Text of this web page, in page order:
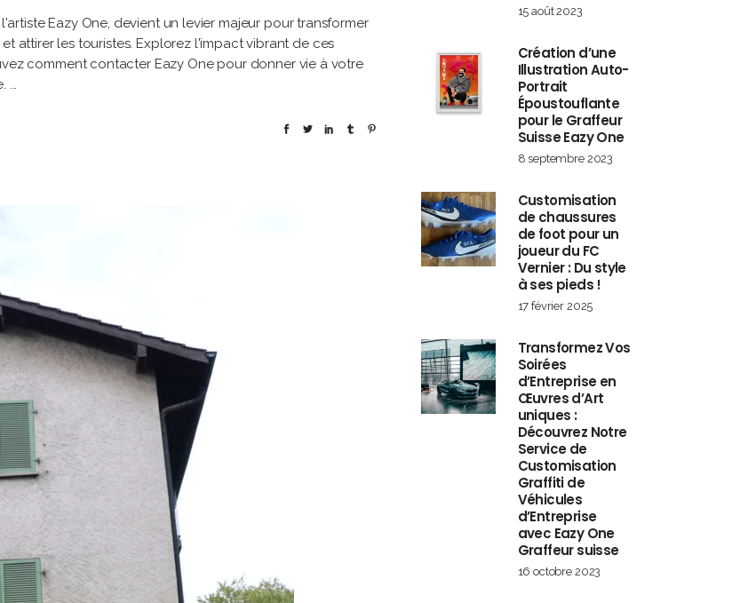
Eazy One, devient un levier majeur pour transformer
attirer les touristes. Explorez l'impact vibrant de ces
comment contacter Eazy One pour donner vie à votre
15 août 2023
Création d’une
Illustration Auto-
Portrait
Époustouflante
pour le Graffeur
Suisse Eazy One
8 septembre 2023
Customisation
de chaussures
de foot pour un
joueur du FC
Vernier : Du style
à ses pieds !
17 février 2025
Transformez Vos
Soirées
d’Entreprise en
Œuvres d’Art
uniques :
Découvrez Notre
Service de
Customisation
Graffiti de
Véhicules
d’Entreprise
avec Eazy One
Graffeur suisse
16 octobre 2023